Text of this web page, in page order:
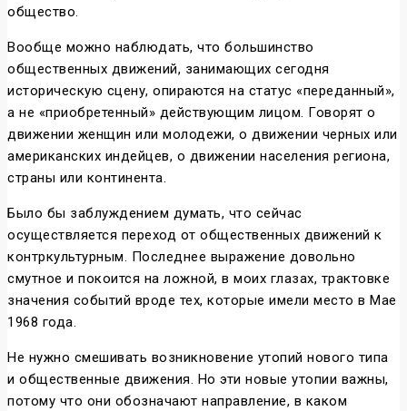
общество.
Вообще можно наблюдать, что большинство
общественных движений, занимающих сегодня
историческую сцену, опираются на статус «переданный»,
а не «приобретенный» действующим лицом. Говорят о
движении женщин или молодежи, о движении черных или
американских индейцев, о движении населения региона,
страны или континента.
Было бы заблуждением думать, что сейчас
осуществляется переход от общественных движений к
контркультурным. Последнее выражение довольно
смутное и покоится на ложной, в моих глазах, трактовке
значения событий вроде тех, которые имели место в Мае
1968 года.
Не нужно смешивать возникновение утопий нового типа
и общественные движения. Но эти новые утопии важны,
потому что они обозначают направление, в каком